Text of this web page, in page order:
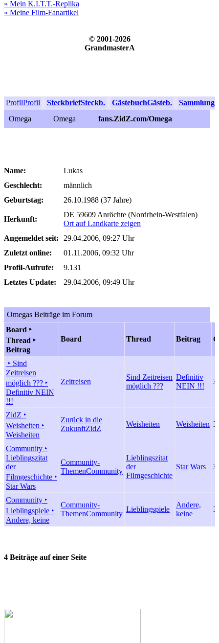
» Mein K.I.T.T.-Replika
» Meine Film-Fanartikel
© 2001-2026
GrandmasterA
ProfilProfil SteckbriefSteckb. GästebuchGästeb. Sammlung
Omega
Omega fans.ZidZ.com/Omega
Name:
Lukas
Geschlecht:
männlich
Geburtstag:
26.10.1988 (37 Jahre)
Herkunft:
DE 59609 Anröchte (Nordrhein-Westfalen)
Ort auf Landkarte zeigen
Angemeldet seit:
29.04.2006, 09:27 Uhr
Zuletzt online:
01.11.2006, 09:32 Uhr
Profil-Aufrufe:
9.131
Letztes Update:
29.04.2006, 09:49 Uhr
Omegas Beiträge im Forum
Board ‣
Thread ‣
Beitrag
Board Thread Beitrag
‣ Sind
Zeitreisen
möglich ??? ‣
Definitiv NEIN
!!!
Zeitreisen
Sind Zeitreisen
möglich ???
Definitiv
NEIN !!!
ZidZ ‣
Weisheiten ‣
Weisheiten
Zurück in die
ZukunftZidZ
Weisheiten Weisheiten
Community ‣
Lieblingszitat
der
Filmgeschichte ‣
Star Wars
Community-
ThemenCommunity
Lieblingszitat
der
Filmgeschichte
Star Wars
Community ‣
Lieblingspiele ‣
Andere, keine
Community-
ThemenCommunity
Lieblingspiele
Andere,
keine
4 Beiträge auf einer Seite